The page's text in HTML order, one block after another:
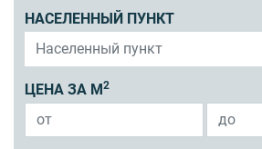
НАСЕЛЕННЫЙ ПУНКТ
ЦЕНА ЗА М 2